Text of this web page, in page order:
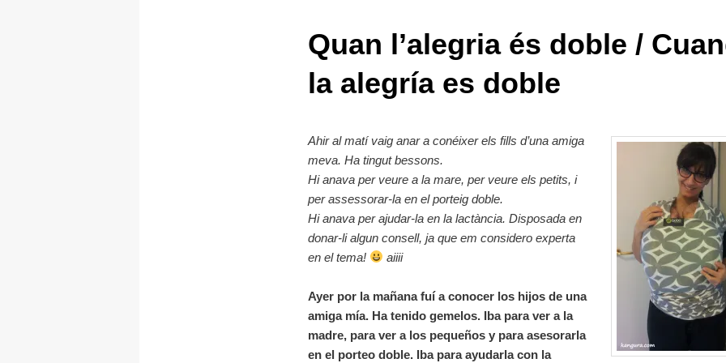
Quan l’alegria és doble /
la alegría es doble
Ahir al matí vaig anar a conéixer els fills d’una amiga
meva. Ha tingut bessons.
Hi anava per veure a la mare, per veure els petits, i
per assessorar-la en el porteig doble.
Hi anava per ajudar-la en la lactància. Disposada en
donar-li algun consell, ja que em considero experta
en el tema!
aiiii
Ayer por la mañana fuí a conocer los hijos de una
amiga mía. Ha tenido gemelos. Iba para ver a la
madre, para ver a los pequeños y para asesorarla
en el porteo doble. Iba para ayudarla con la